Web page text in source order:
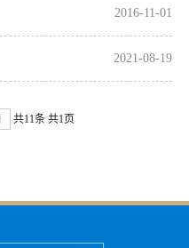
2016-11-01
2021-08-19
共11条 共1页